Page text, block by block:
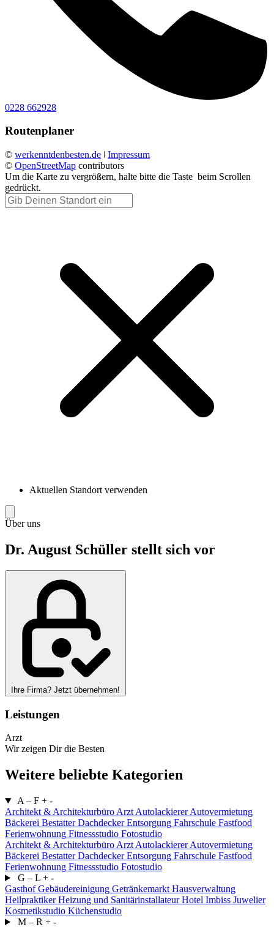
0228 662928
Routenplaner
© werkenntdenbesten.de ǀ Impressum
© OpenStreetMap contributors
Um die Karte zu vergrößern, halte bitte die Taste beim Scrollen
gedrückt.
Aktuellen Standort verwenden
Über uns
Dr. August Schüller stellt sich vor
Ihre Firma? Jetzt übernehmen!
Leistungen
Arzt
Wir zeigen Dir die Besten
Weitere beliebte Kategorien
A – F + -
Architekt & Architekturbüro Arzt Autolackierer Autovermietung
Bäckerei Bestatter Dachdecker Entsorgung Fahrschule Fastfood
Ferienwohnung Fitnessstudio Fotostudio
Architekt & Architekturbüro Arzt Autolackierer Autovermietung
Bäckerei Bestatter Dachdecker Entsorgung Fahrschule Fastfood
Ferienwohnung Fitnessstudio Fotostudio
G – L + -
Gasthof Gebäudereinigung Getränkemarkt Hausverwaltung
Heilpraktiker Heizung und Sanitärinstallateur Hotel Imbiss Juwelier
Kosmetikstudio Küchenstudio
M – R + -